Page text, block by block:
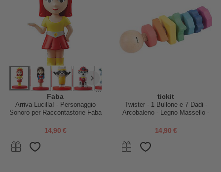
...
Faba
Arriva Lucilla! - Personaggio
Sonoro per Raccontastorie Faba
14,90 €
tickit
Twister - 1 Bullone e 7 Dadi -
Arcobaleno - Legno Massello -
14,90 €